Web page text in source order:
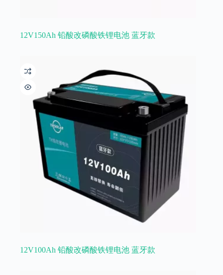
12V150Ah 铅酸改磷酸铁锂电池 蓝牙款
12V100Ah 铅酸改磷酸铁锂电池 蓝牙款